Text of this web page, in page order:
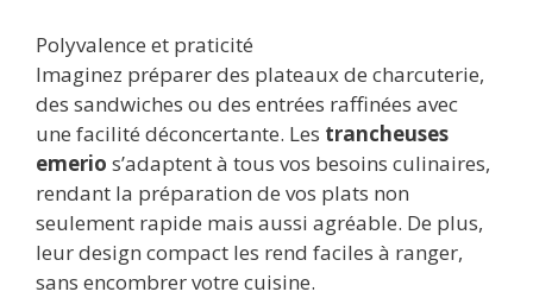
Polyvalence et praticité
Imaginez préparer des plateaux de charcuterie,
des sandwiches ou des entrées raffinées avec
une facilité déconcertante. Les trancheuses
emerio s’adaptent à tous vos besoins culinaires,
rendant la préparation de vos plats non
seulement rapide mais aussi agréable. De plus,
leur design compact les rend faciles à ranger,
sans encombrer votre cuisine.